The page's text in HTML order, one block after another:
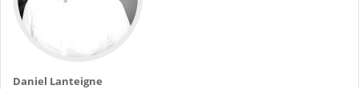
Daniel Lanteigne